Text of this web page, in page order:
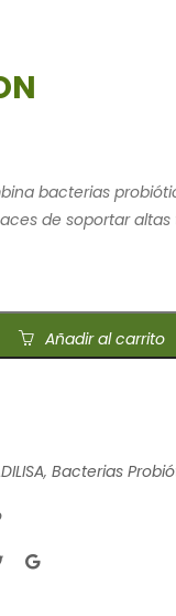
bacterias
de soportar
Añadir al carrito
, Bacterias